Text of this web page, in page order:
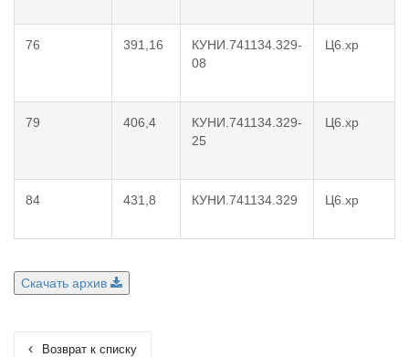
76 391,16
КУНИ.741134.329-
08
Ц6.хр
79 406,4
КУНИ.741134.329-
25
Ц6.хр
84 431,8 КУНИ.741134.329 Ц6.хр
Скачать архив
Возврат к списку